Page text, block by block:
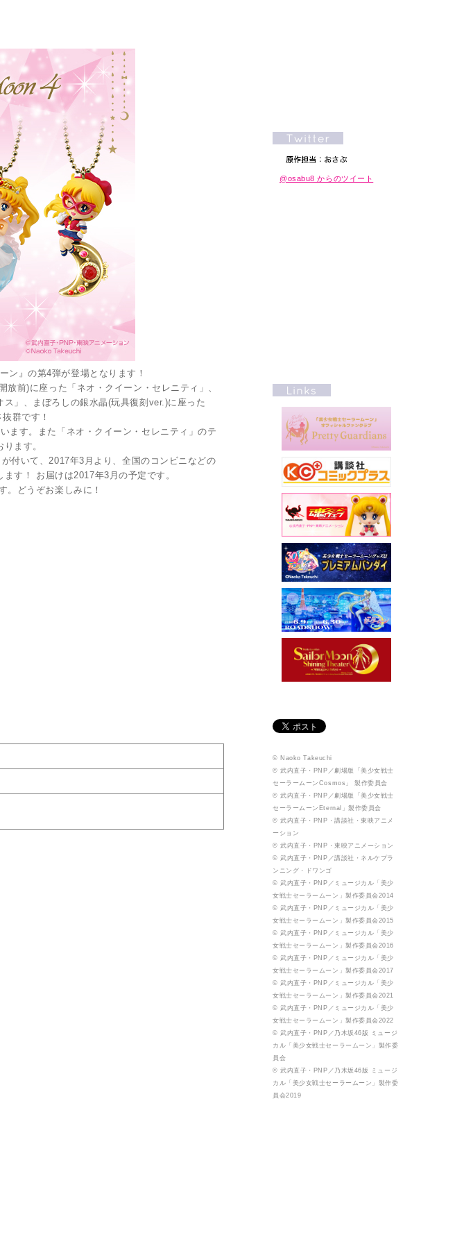
ン』の第4弾が登場となります！
前)に座った「ネオ・クイーン・セレニティ」、
」、まぼろしの銀水晶(玩具復刻ver.)に座った
群です！
ます。また「ネオ・クイーン・セレニティ」のテ
ます。
付いて、2017年3月より、全国のコンビニなどの
す！ お届けは2017年3月の予定です。
。どうぞお楽しみに！
@osabu8 からのツイート
© Naoko Takeuchi
© 武内直子・PNP／劇場版「美少女戦士
セーラームーンCosmos」 製作委員会
© 武内直子・PNP／劇場版「美少女戦士
セーラームーンEternal」製作委員会
© 武内直子・PNP・講談社・東映アニメ
ーション
© 武内直子・PNP・東映アニメーション
© 武内直子・PNP／講談社・ネルケプラ
ンニング・ドワンゴ
© 武内直子・PNP／ミュージカル「美少
女戦士セーラームーン」製作委員会2014
© 武内直子・PNP／ミュージカル「美少
女戦士セーラームーン」製作委員会2015
© 武内直子・PNP／ミュージカル「美少
女戦士セーラームーン」製作委員会2016
© 武内直子・PNP／ミュージカル「美少
女戦士セーラームーン」製作委員会2017
© 武内直子・PNP／ミュージカル「美少
女戦士セーラームーン」製作委員会2021
© 武内直子・PNP／ミュージカル「美少
女戦士セーラームーン」製作委員会2022
© 武内直子・PNP／乃木坂46版 ミュージ
カル「美少女戦士セーラームーン」製作委
員会
© 武内直子・PNP／乃木坂46版 ミュージ
カル「美少女戦士セーラームーン」製作委
員会2019